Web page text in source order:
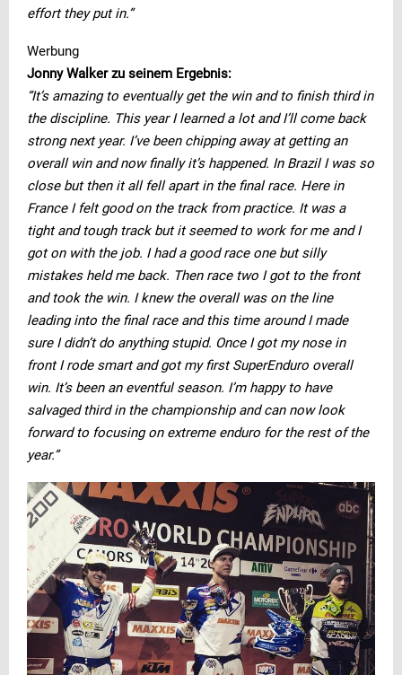
effort they put in.”
Werbung
Jonny Walker zu seinem Ergebnis:
“It’s amazing to eventually get the win and to finish third in
the discipline. This year I learned a lot and I’ll come back
strong next year. I’ve been chipping away at getting an
overall win and now finally it’s happened. In Brazil I was so
close but then it all fell apart in the final race. Here in
France I felt good on the track from practice. It was a
tight and tough track but it seemed to work for me and I
got on with the job. I had a good race one but silly
mistakes held me back. Then race two I got to the front
and took the win. I knew the overall was on the line
leading into the final race and this time around I made
sure I didn’t do anything stupid. Once I got my nose in
front I rode smart and got my first SuperEnduro overall
win. It’s been an eventful season. I’m happy to have
salvaged third in the championship and can now look
forward to focusing on extreme enduro for the rest of the
year.”